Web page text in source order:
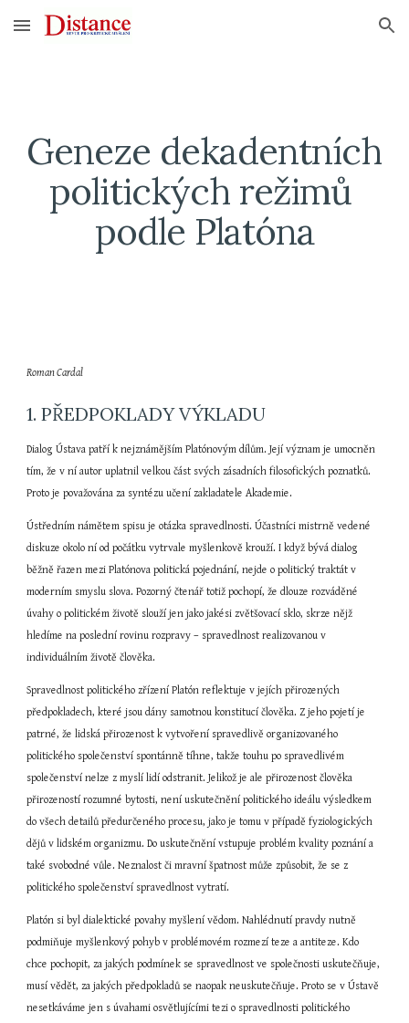
Skip to main content Skip to navigation
Geneze dekadentních
politických režimů
podle Platóna
Roman Cardal
1. PŘEDPOKLADY VÝKLADU
Dialog Ústava patří k nejznámějším Platónovým dílům. Její význam je umocněn
tím, že v ní autor uplatnil velkou část svých zásadních filosofických poznatků.
Proto je považována za syntézu učení zakladatele Akademie.
Ústředním námětem spisu je otázka spravedlnosti. Účastníci mistrně vedené
diskuze okolo ní od počátku vytrvale myšlenkově krouží. I když bývá dialog
běžně řazen mezi Platónova politická pojednání, nejde o politický traktát v
moderním smyslu slova. Pozorný čtenář totiž pochopí, že dlouze rozváděné
úvahy o politickém životě slouží jen jako jakési zvětšovací sklo, skrze nějž
hledíme na poslední rovinu rozpravy – spravedlnost realizovanou v
individuálním životě člověka.
Spravedlnost politického zřízení Platón reflektuje v jejích přirozených
předpokladech, které jsou dány samotnou konstitucí člověka. Z jeho pojetí je
patrné, že lidská přirozenost k vytvoření spravedlivě organizovaného
politického společenství spontánně tíhne, takže touhu po spravedlivém
společenství nelze z myslí lidí odstranit. Jelikož je ale přirozenost člověka
přirozeností rozumné bytosti, není uskutečnění politického ideálu výsledkem
do všech detailů předurčeného procesu, jako je tomu v případě fyziologických
dějů v lidském organizmu. Do uskutečnění vstupuje problém kvality poznání a
také svobodné vůle. Neznalost či mravní špatnost může způsobit, že se z
politického společenství spravedlnost vytratí.
Platón si byl dialektické povahy myšlení vědom. Nahlédnutí pravdy nutně
podmiňuje myšlenkový pohyb v problémovém rozmezí teze a antiteze. Kdo
chce pochopit, za jakých podmínek se spravedlnost ve společnosti uskutečňuje,
musí vědět, za jakých předpokladů se naopak neuskutečňuje. Proto se v Ústavě
nesetkáváme jen s úvahami osvětlujícími tezi o spravedlnosti politického